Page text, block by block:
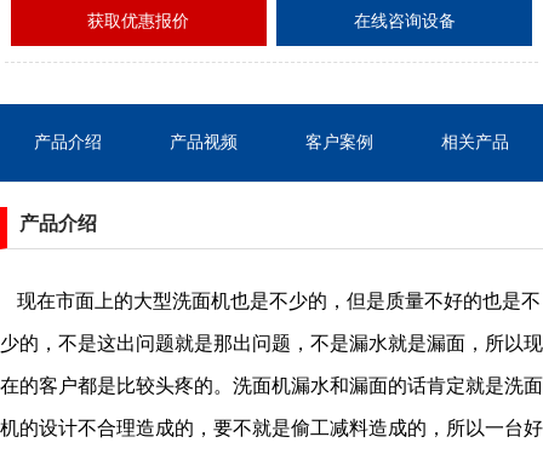
获取优惠报价 在线咨询设备
产品介绍 产品视频 客户案例 相关产品
产品介绍
现在市面上的大型洗面机也是不少的，但是质量不好的也是不
少的，不是这出问题就是那出问题，不是漏水就是漏面，所以现
在的客户都是比较头疼的。洗面机漏水和漏面的话肯定就是洗面
机的设计不合理造成的，要不就是偷工减料造成的，所以一台好